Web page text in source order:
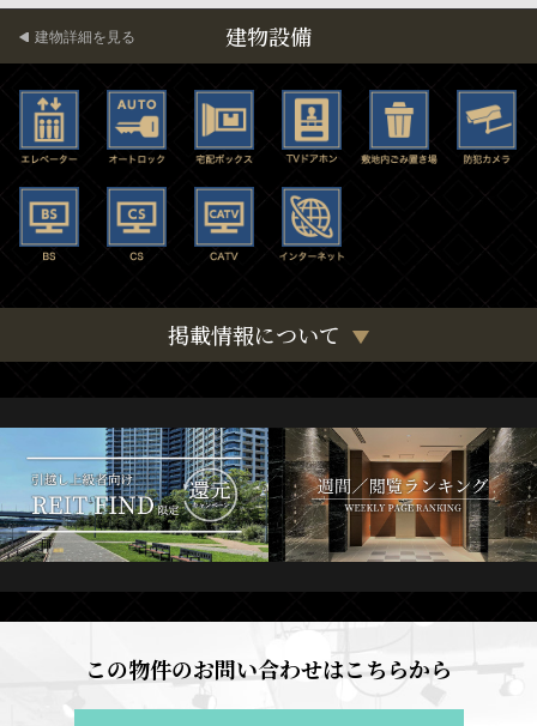
建物設備
建物詳細を見る
掲載情報について
この物件のお問い合わせはこちらから